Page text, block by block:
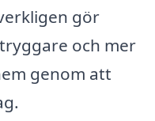
gör
och mer
genom att